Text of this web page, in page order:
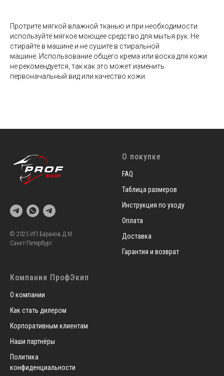
Протрите мягкой влажной тканью и при необходимости
используйте мягкое моющее средство для мытья рук. Не
стирайте в машине и не сушите в стиральной
машине. Использование общего крема или воска для кожи
не рекомендуется, так как это может изменить
первоначальный вид или качество кожи.
© 2025 ИП Баранов Д.М.
Санкт-Петербург
О покупке
FAQ
Таблица размеров
Инструкция по уходу
Оплата
Доставка
Гарантия и возврат
Компания ПрофЭкип
О компании
Как стать дилером
Корпоративным клиентам
Наши партнёры
Политика
конфиденциальности